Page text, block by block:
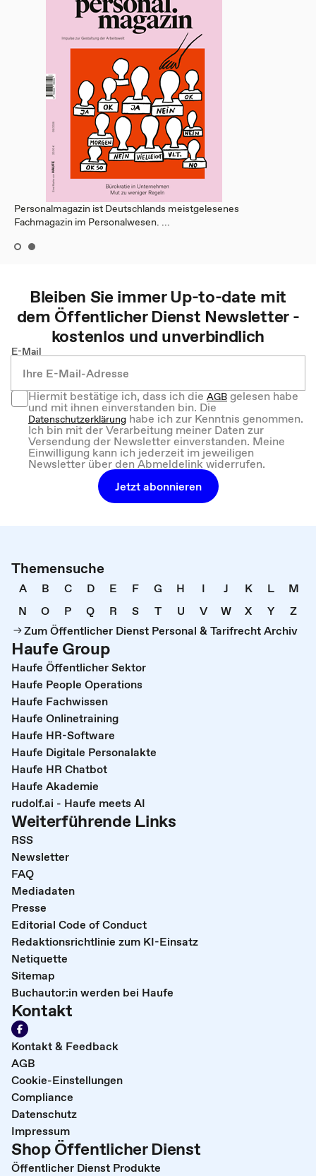
Personalmagazin ist Deutschlands meistgelesenes
Fachmagazin im Personalwesen. ...
Bleiben Sie immer Up-to-date mit
dem Öffentlicher Dienst Newsletter -
kostenlos und unverbindlich
E-Mail
Hiermit bestätige ich, dass ich dieAGBgelesen habe
und mit ihnen einverstanden bin. Die
Datenschutzerklärung habe ich zur Kenntnis genommen.
Ich bin mit der Verarbeitung meiner Daten zur
Versendung der Newsletter einverstanden. Meine
Einwilligung kann ich jederzeit im jeweiligen
Newsletter über den Abmeldelink widerrufen.
Jetzt abonnieren
Themensuche
A B C D E F G H I J K L
M
N
O P Q R S T U V W X Y
Z
Zum Öffentlicher Dienst Personal & Tarifrecht Archiv
Haufe Group
Haufe Öffentlicher Sektor
Haufe People Operations
Haufe Fachwissen
Haufe Onlinetraining
Haufe HR-Software
Haufe Digitale Personalakte
Haufe HR Chatbot
Haufe Akademie
rudolf.ai - Haufe meets AI
Weiterführende Links
RSS
Newsletter
FAQ
Mediadaten
Presse
Editorial Code of Conduct
Redaktionsrichtlinie zum KI-Einsatz
Netiquette
Sitemap
Buchautor:in werden bei Haufe
Kontakt
Kontakt & Feedback
AGB
Cookie-Einstellungen
Compliance
Datenschutz
Impressum
Shop Öffentlicher Dienst
Öffentlicher Dienst Produkte